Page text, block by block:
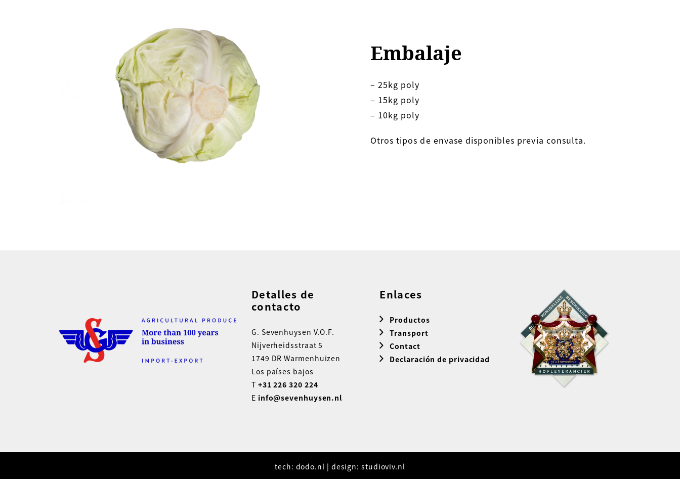
Embalaje
– 25kg poly
– 15kg poly
– 10kg poly
Otros tipos de envase disponibles previa consulta.
Detalles de
contacto
G. Sevenhuysen V.O.F.
Nijverheidsstraat 5
1749 DR Warmenhuizen
Los países bajos
T +31 226 320 224
E info@sevenhuysen.nl
Enlaces
Productos
Transport
Contact
Declaración de privacidad
tech: dodo.nl | design: studioviv.nl